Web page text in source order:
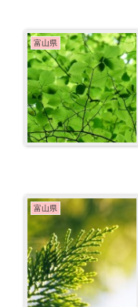
富山県
富山県